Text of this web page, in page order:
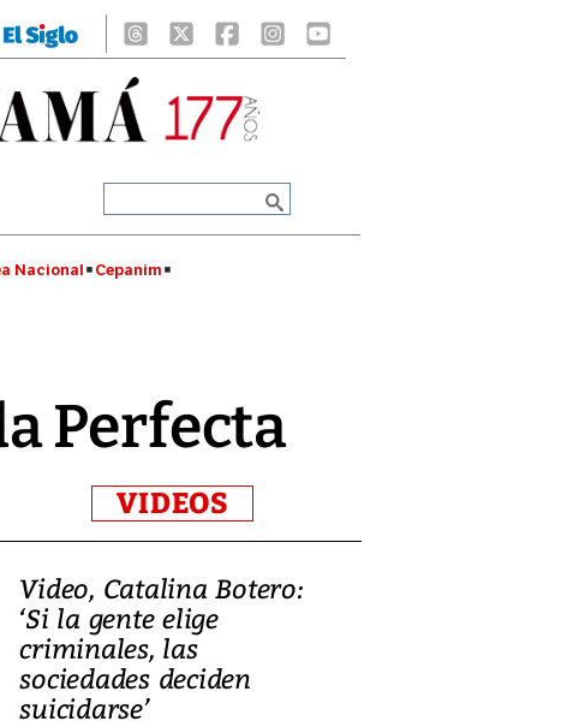
Nacional Cepanim
Perfecta
VIDEOS
Video, Catalina Botero:
‘Si la gente elige
criminales, las
sociedades deciden
suicidarse’